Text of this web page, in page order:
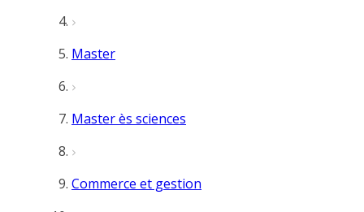
Master
Master ès sciences
Commerce et gestion